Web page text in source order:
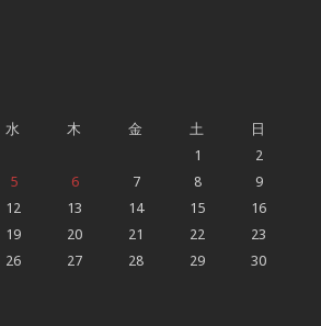
水 木 金 土
日
1
2
5 6 7 8
9
12 13 14 15
16
19 20 21 22
23
26 27 28 29
30